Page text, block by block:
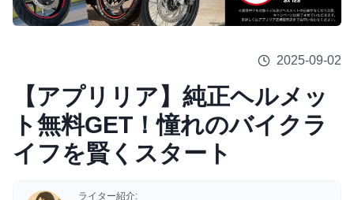
2025-09-02
【アプリリア】純正ヘルメッ
ト無料GET！憧れのバイクラ
イフを賢くスタート
ライター紹介: